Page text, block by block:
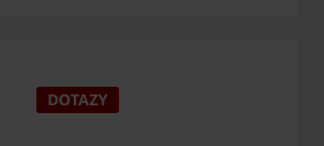
DOTAZY